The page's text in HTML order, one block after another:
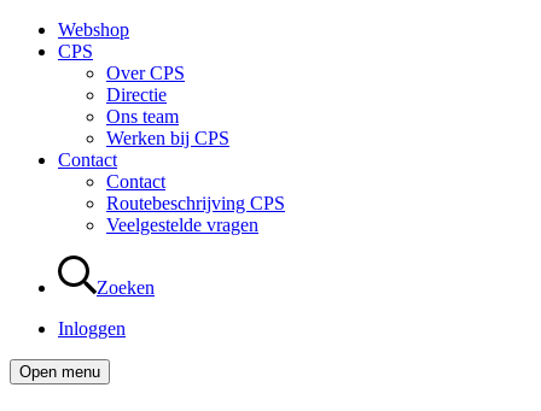
Webshop
CPS
Over CPS
Directie
Ons team
Werken bij CPS
Contact
Contact
Routebeschrijving CPS
Veelgestelde vragen
Zoeken
Inloggen
Open menu